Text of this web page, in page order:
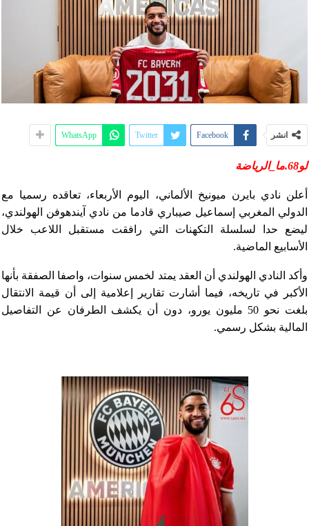
انشر Facebook
Twitter
WhatsApp
لو68.ما_الرياضة
أعلن نادي بايرن ميونيخ الألماني، اليوم الأربعاء، تعاقده رسميا مع
الدولي المغربي إسماعيل صيباري قادما من نادي آيندهوفن الهولندي،
ليضع حدا لسلسلة التكهنات التي رافقت مستقبل اللاعب خلال
الأسابيع الماضية.
وأكد النادي الهولندي أن العقد يمتد لخمس سنوات، واصفا الصفقة بأنها
الأكبر في تاريخه، فيما أشارت تقارير إعلامية إلى أن قيمة الانتقال
بلغت نحو 50 مليون يورو، دون أن يكشف الطرفان عن التفاصيل
المالية بشكل رسمي.